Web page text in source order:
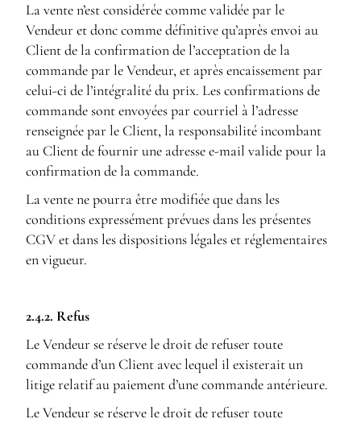
La vente n’est considérée comme validée par le
Vendeur et donc comme définitive qu’après envoi au
Client de la confirmation de l’acceptation de la
commande par le Vendeur, et après encaissement par
celui-ci de l’intégralité du prix. Les confirmations de
commande sont envoyées par courriel à l’adresse
renseignée par le Client, la responsabilité incombant
au Client de fournir une adresse e-mail valide pour la
confirmation de la commande.
La vente ne pourra être modifiée que dans les
conditions expressément prévues dans les présentes
CGV et dans les dispositions légales et réglementaires
en vigueur.
2.4.2. Refus
Le Vendeur se réserve le droit de refuser toute
commande d’un Client avec lequel il existerait un
litige relatif au paiement d’une commande antérieure.
Le Vendeur se réserve le droit de refuser toute